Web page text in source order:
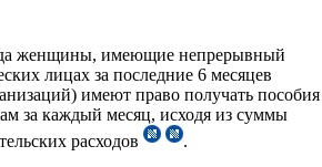
женщины, имеющие непрерывный
лицах за последние 6 месяцев
имеют право получать пособия
за каждый месяц, исходя из суммы
расходов
.